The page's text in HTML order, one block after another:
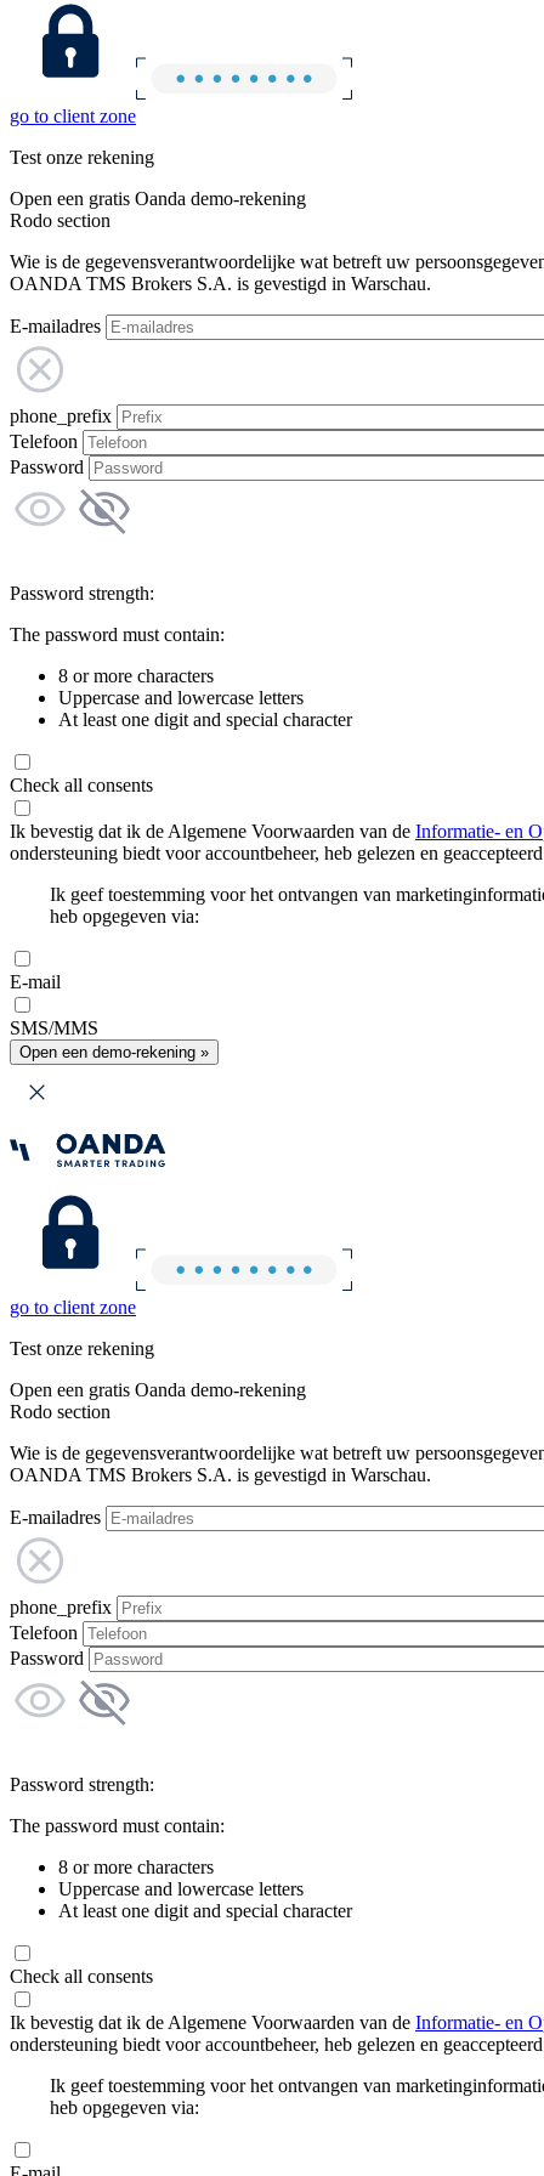
go to client zone
Test onze rekening
Open een gratis Oanda demo-rekening
Rodo section
Wie is de gegevensverantwoordelijke wat betreft uw
OANDA TMS Brokers S.A. is gevestigd in Warschau.
E-mailadres
phone_prefix
Telefoon
Password
Password strength:
The password must contain:
8 or more characters
Uppercase and lowercase letters
At least one digit and special character
Check all consents
Ik bevestig dat ik de Algemene Voorwaarden van de Informatie- en
ondersteuning biedt voor accountbeheer, heb gelezen en
Ik geef toestemming voor het ontvangen van
heb opgegeven via:
E-mail
SMS/MMS
Open een demo-rekening »
go to client zone
Test onze rekening
Open een gratis Oanda demo-rekening
Rodo section
Wie is de gegevensverantwoordelijke wat betreft uw
OANDA TMS Brokers S.A. is gevestigd in Warschau.
E-mailadres
phone_prefix
Telefoon
Password
Password strength:
The password must contain:
8 or more characters
Uppercase and lowercase letters
At least one digit and special character
Check all consents
Ik bevestig dat ik de Algemene Voorwaarden van de Informatie- en
ondersteuning biedt voor accountbeheer, heb gelezen en
Ik geef toestemming voor het ontvangen van
heb opgegeven via: